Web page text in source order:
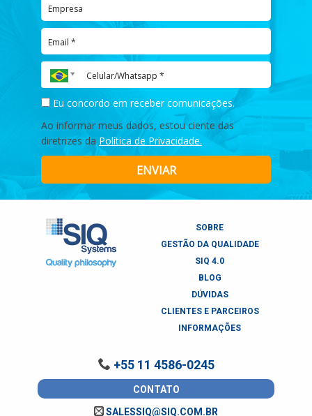
Eu concordo em receber comunicações.
Ao informar meus dados, estou ciente das
diretrizes da Política de Privacidade.
ENVIAR
SOBRE
GESTÃO DA QUALIDADE
SIQ 4.0
BLOG
DÚVIDAS
CLIENTES E PARCEIROS
INFORMAÇÕES
+55 11 4586-0245
CONTATO
SALESSIQ@SIQ.COM.BR